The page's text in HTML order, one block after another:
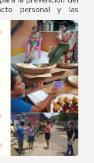
personal y las